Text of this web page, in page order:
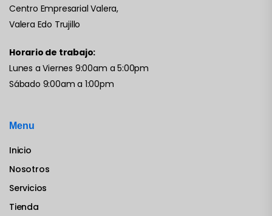
Centro Empresarial Valera,
Valera Edo Trujillo
Horario de trabajo:
Lunes a Viernes 9:00am a 5:00pm
Sábado 9:00am a 1:00pm
Menu
Inicio
Nosotros
Servicios
Tienda